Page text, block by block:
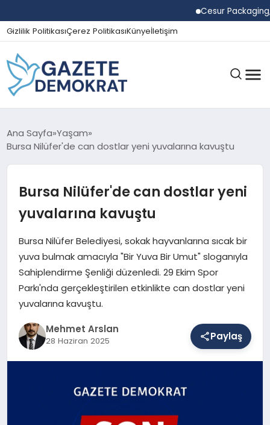
Cesur Packaging,
Gizlilik PolitikasıÇerez PolitikasıKünyeİletişim
GÜNDEM
SPOR
MAGAZIN
SAĞLIK
Ana Sayfa Yaşam
Bursa Nilüfer'de can dostlar yeni yuvalarına kavuştu
Bursa Nilüfer'de can dostlar yeni
yuvalarına kavuştu
Bursa Nilüfer Belediyesi, sokak hayvanlarına sıcak bir
yuva bulmak amacıyla "Bir Yuva Bir Umut" sloganıyla
Sahiplendirme Şenliği düzenledi. 29 Ekim Spor
Parkı'nda gerçekleştirilen etkinlikte can dostlar yeni
yuvalarına kavuştu.
Mehmet Arslan
28 Haziran 2025 Paylaş